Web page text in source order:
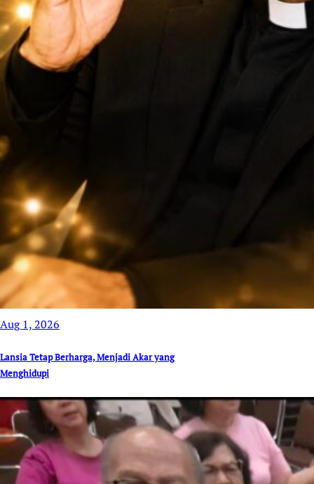
Aug 1, 2026
Lansia Tetap Berharga, Menjadi Akar yang
Menghidupi